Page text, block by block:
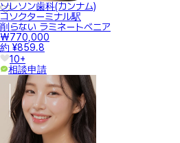
ソレソン歯科(カンナム)
コソクターミナル駅
削らない ラミネートベニア
₩770,000
約 ¥859.8
10+
相談申請